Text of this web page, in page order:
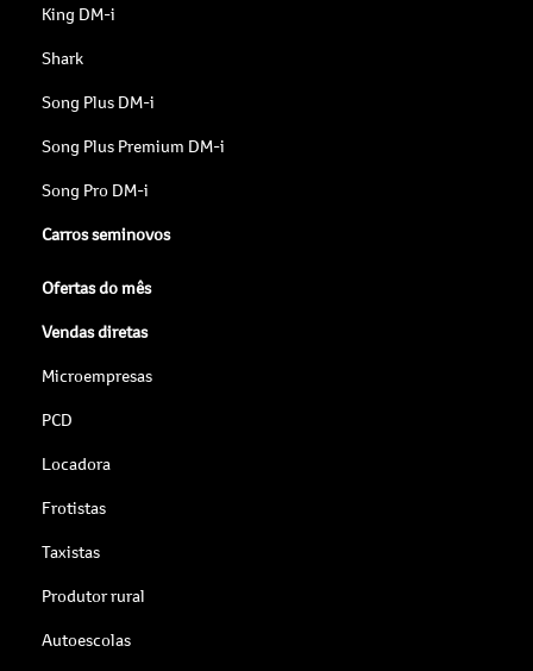
King DM-i
Shark
Song Plus DM-i
Song Plus Premium DM-i
Song Pro DM-i
Carros seminovos
Ofertas do mês
Vendas diretas
Microempresas
PCD
Locadora
Frotistas
Taxistas
Produtor rural
Autoescolas